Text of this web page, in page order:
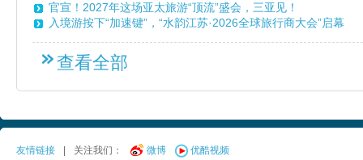
官宣！2027年这场亚太旅游“顶流”盛会，三亚见！
入境游按下“加速键”，“水韵江苏·2026全球旅行商大会”启幕
查看全部
友情链接 关注我们： 微博 优酷视频